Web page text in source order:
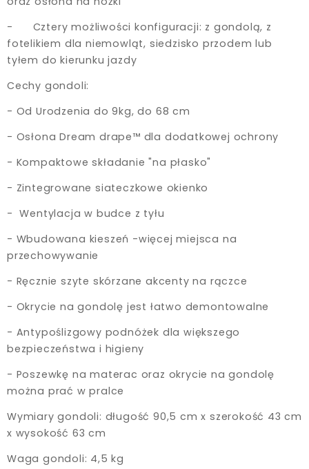
- Cztery możliwości konfiguracji: z gondolą, z
fotelikiem dla niemowląt, siedzisko przodem lub
tyłem do kierunku jazdy
Cechy gondoli:
- Od Urodzenia do 9kg, do 68 cm
- Osłona Dream drape™ dla dodatkowej ochrony
- Kompaktowe składanie "na płasko"
- Zintegrowane siateczkowe okienko
- Wentylacja w budce z tyłu
- Wbudowana kieszeń -więcej miejsca na
przechowywanie
- Ręcznie szyte skórzane akcenty na rączce
- Okrycie na gondolę jest łatwo demontowalne
- Antypoślizgowy podnóżek dla większego
bezpieczeństwa i higieny
- Poszewkę na materac oraz okrycie na gondolę
można prać w pralce
Wymiary gondoli: długość 90,5 cm x szerokość 43 cm
x wysokość 63 cm
Waga gondoli: 4,5 kg